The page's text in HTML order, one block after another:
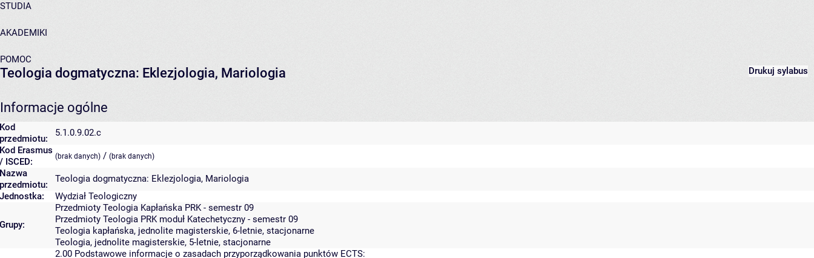
STUDIA
AKADEMIKI
POMOC
Drukuj sylabus
Teologia dogmatyczna: Eklezjologia, Mariologia
Informacje ogólne
Kod
przedmiotu:
5.1.0.9.02.c
Kod Erasmus
/ ISCED:
(brak danych) / (brak danych)
Nazwa
przedmiotu:
Teologia dogmatyczna: Eklezjologia, Mariologia
Jednostka:
Wydział Teologiczny
Grupy:
Przedmioty Teologia Kapłańska PRK - semestr 09
Przedmioty Teologia PRK moduł Katechetyczny - semestr 09
Teologia kapłańska, jednolite magisterskie, 6-letnie, stacjonarne
Teologia, jednolite magisterskie, 5-letnie, stacjonarne
2.00 Podstawowe informacje o zasadach przyporządkowania punktów ECTS: